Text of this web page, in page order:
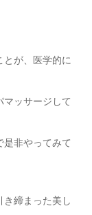
とが、医学的に
マッサージして
非やってみて
締まった美し